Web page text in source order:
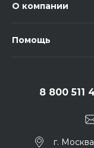
О компании
Помощь
8 800 511
г.